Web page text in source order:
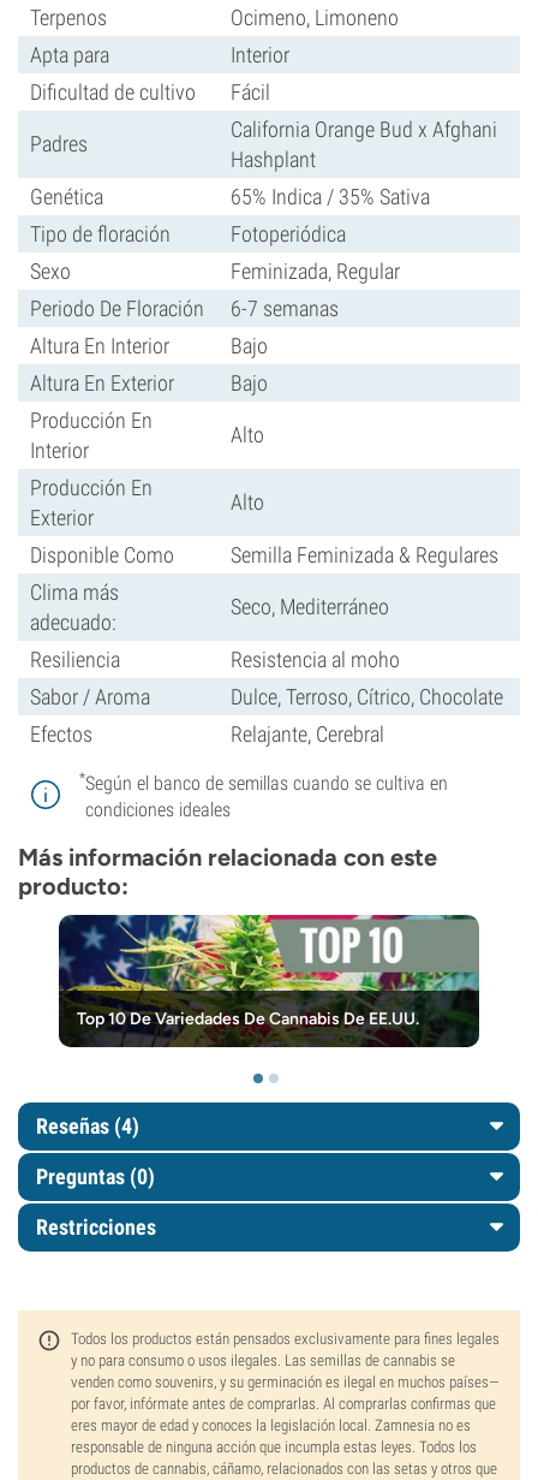
Terpenos
Ocimeno, Limoneno
Apta para
Interior
Dificultad de cultivo
Fácil
Padres
California Orange Bud x Afghani
Hashplant
Genética
65% Indica / 35% Sativa
Tipo de floración
Fotoperiódica
Sexo
Feminizada, Regular
Periodo De Floración
6-7 semanas
Altura En Interior
Bajo
Altura En Exterior
Bajo
Producción En
Interior
Alto
Producción En
Exterior
Alto
Disponible Como
Semilla Feminizada & Regulares
Clima más
adecuado:
Seco, Mediterráneo
Resiliencia
Resistencia al moho
Sabor / Aroma
Dulce, Terroso, Cítrico, Chocolate
Efectos
Relajante, Cerebral
*Según el banco de semillas cuando se cultiva en
condiciones ideales
Más información relacionada con este
producto:
Top 10 De Variedades De Cannabis De EE.UU.
Reseñas (4)
Preguntas (0)
Restricciones
Todos los productos están pensados exclusivamente para fines legales
y no para consumo o usos ilegales. Las semillas de cannabis se
venden como souvenirs, y su germinación es ilegal en muchos países—
por favor, infórmate antes de comprarlas. Al comprarlas confirmas que
eres mayor de edad y conoces la legislación local. Zamnesia no es
responsable de ninguna acción que incumpla estas leyes. Todos los
productos de cannabis, cáñamo, relacionados con las setas y otros que